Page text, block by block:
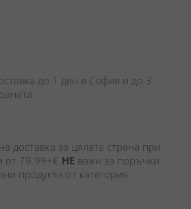
до 1 ден в София и до 3
доставка за цялата страна при
от 79.99+€ НЕ важи за поръчки
продукти от категория